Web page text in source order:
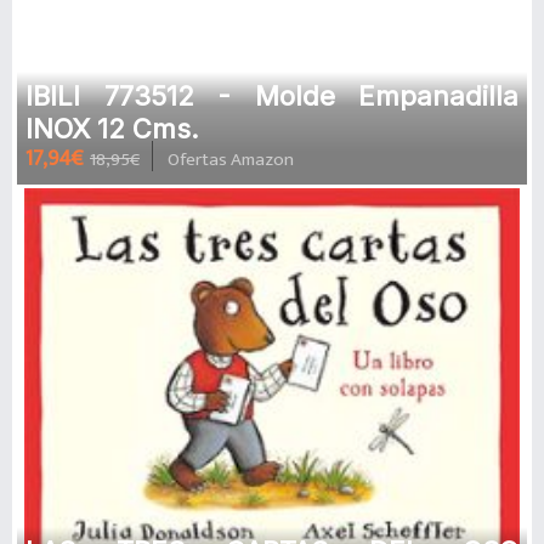
IBILI 773512 - Molde Empanadilla
INOX 12 Cms.
17,94€ 18,95€ Ofertas Amazon